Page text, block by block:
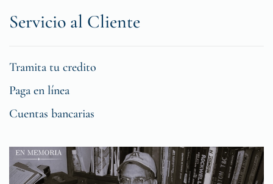
Servicio al Cliente
Tramita tu credito
Paga en línea
Cuentas bancarias